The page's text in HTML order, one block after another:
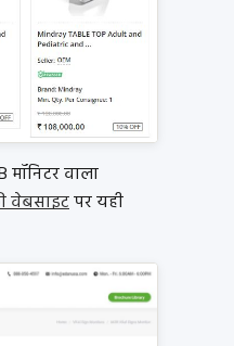
वाला
वेबसाइटपर यही